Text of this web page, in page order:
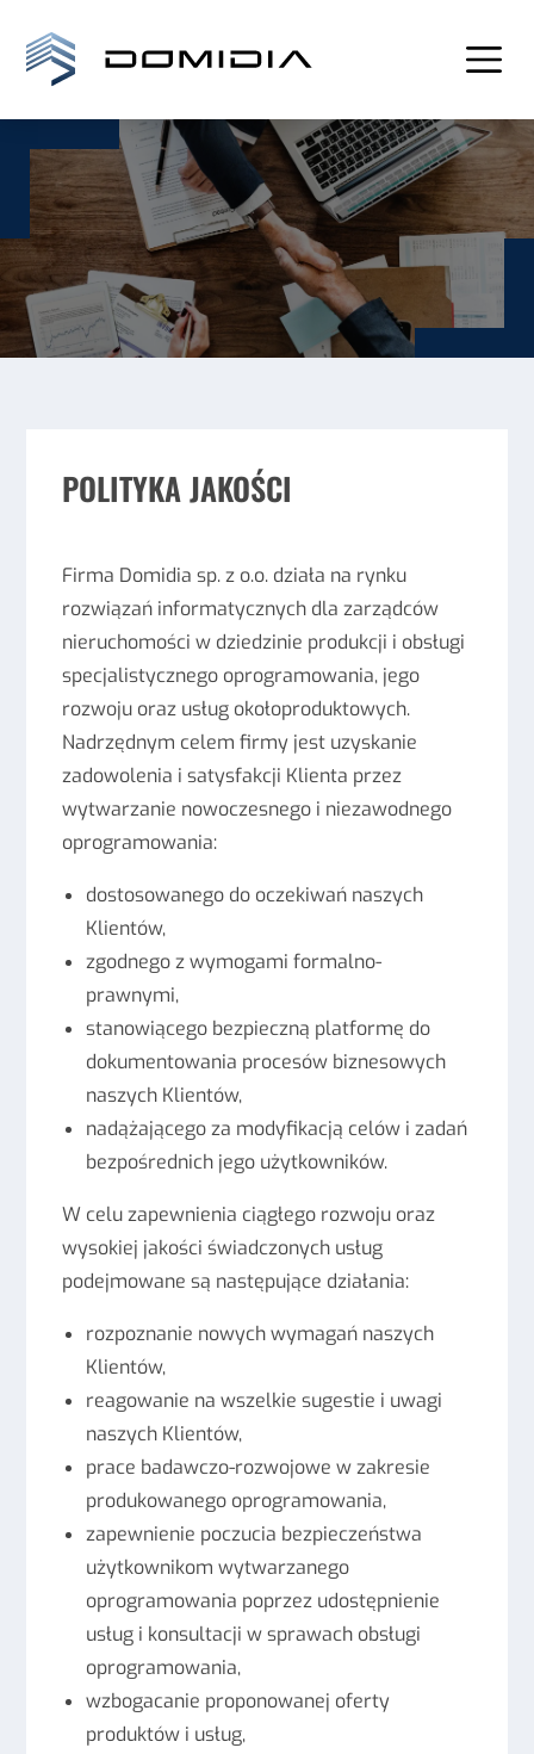
POLITYKA JAKOŚCI
Firma Domidia sp. z o.o. działa na rynku
rozwiązań informatycznych dla zarządców
nieruchomości w dziedzinie produkcji i obsługi
specjalistycznego oprogramowania, jego
rozwoju oraz usług okołoproduktowych.
Nadrzędnym celem firmy jest uzyskanie
zadowolenia i satysfakcji Klienta przez
wytwarzanie nowoczesnego i niezawodnego
oprogramowania:
dostosowanego do oczekiwań naszych
Klientów,
zgodnego z wymogami formalno-
prawnymi,
stanowiącego bezpieczną platformę do
dokumentowania procesów biznesowych
naszych Klientów,
nadążającego za modyfikacją celów i zadań
bezpośrednich jego użytkowników.
W celu zapewnienia ciągłego rozwoju oraz
wysokiej jakości świadczonych usług
podejmowane są następujące działania:
rozpoznanie nowych wymagań naszych
Klientów,
reagowanie na wszelkie sugestie i uwagi
naszych Klientów,
prace badawczo-rozwojowe w zakresie
produkowanego oprogramowania,
zapewnienie poczucia bezpieczeństwa
użytkownikom wytwarzanego
oprogramowania poprzez udostępnienie
usług i konsultacji w sprawach obsługi
oprogramowania,
wzbogacanie proponowanej oferty
produktów i usług,